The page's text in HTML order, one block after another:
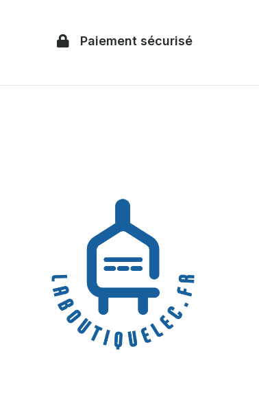
Paiement sécurisé